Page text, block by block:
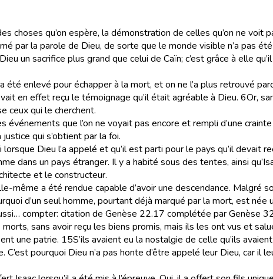
choses qu’on espère, la démonstration de celles qu’on ne voit
par la parole de Dieu, de sorte que le monde visible n’a pas
un sacrifice plus grand que celui de Caïn; c’est grâce à elle
été enlevé pour échapper à la mort, eton ne l’a plus retrouvé
en effet reçu le témoignage qu’il était agréable à Dieu. 6Or,
ceux qui le cherchent.
événements que l’on ne voyait pas encore et rempli d’une
qui s’obtient par la foi.
lorsque Dieu l’a appelé et qu’il est parti pour le pays qu’il
dans un pays étranger. Il y a habité sous des tentes, ainsi
et le constructeur.
même a été rendue capable d’avoir une descendance. Malgré
d’un seul homme, pourtant déjà marqué par la mort, est née
compter: citation de Genèse 22.17 complétée par Genèse
morts, sans avoir reçu les biens promis, mais ils les ont vus et
une patrie. 15S’ils avaient eu la nostalgie de celle qu’ils
pourquoi Dieu n’a pas honte d’être appelé leur Dieu, car il